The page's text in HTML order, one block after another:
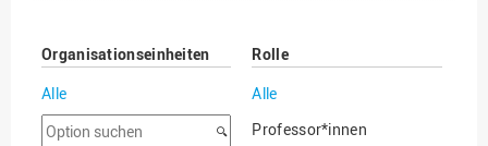
Organisationseinheiten
Alle
Option
Rolle
Alle
Professor*innen